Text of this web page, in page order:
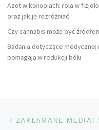
Azot w konopiach: rola w
oraz jak je rozróżniać
Czy cannabis może być
Badania dotyczące medycznej
pomagają w redukcji bólu
Nawigacja
ZAKŁAMANE MEDIA!